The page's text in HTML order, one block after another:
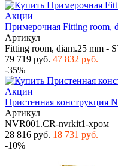
Акции
Примерочная Fitting room,
Артикул
Fitting room, diam.25 mm -
79 719 руб. 47 832 руб.
-35%
Акции
Пристенная конструкция
Артикул
NVR001.CR-nvrkit1-хром
28 816 руб. 18 731 руб.
-10%